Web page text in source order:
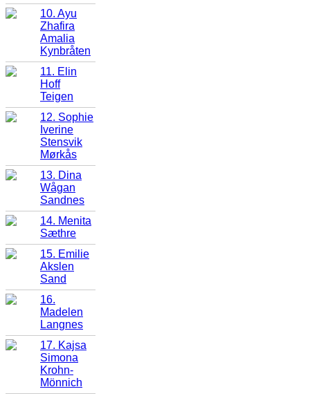
10. Ayu
Zhafira
Amalia
Kynbråten
11. Elin
Hoff
Teigen
12. Sophie
Iverine
Stensvik
Mørkås
13. Dina
Wågan
Sandnes
14. Menita
Sæthre
15. Emilie
Akslen
Sand
16.
Madelen
Langnes
17. Kajsa
Simona
Krohn-
Mönnich